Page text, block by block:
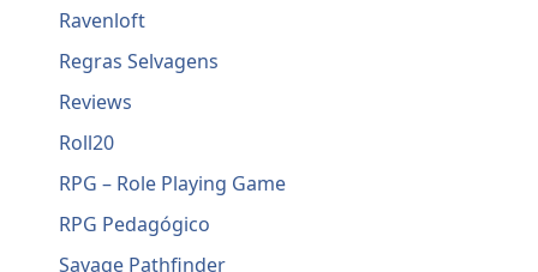
Ravenloft
Regras Selvagens
Reviews
Roll20
RPG – Role Playing Game
RPG Pedagógico
Savage Pathfinder